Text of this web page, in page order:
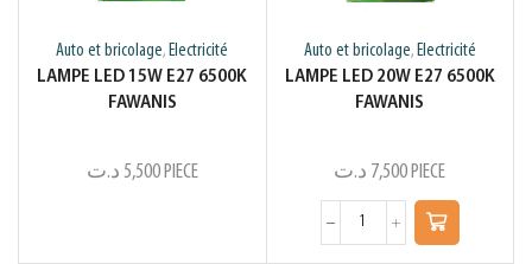
Auto et bricolage, Electricité
LAMPE LED 15W E27 6500K
FAWANIS
5,500 د.ت PIECE
Auto et bricolage, Electricité
LAMPE LED 20W E27 6500K
FAWANIS
7,500 د.ت PIECE